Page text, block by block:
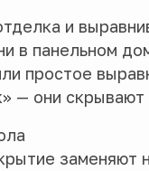
и
в панельном
простое
— они
заменяют